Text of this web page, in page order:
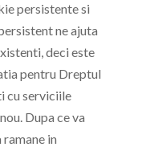
persistente si
ne ajuta
deci este
pentru Dreptul
cu serviciile
Dupa ce va
in